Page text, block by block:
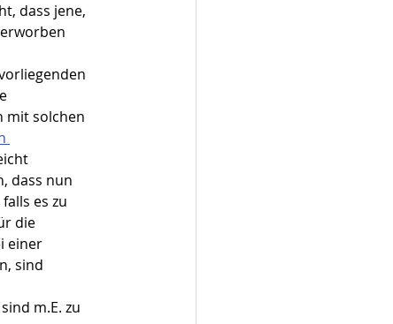
dass jene,
mit solchen
dass nun
es zu
die
einer
sind
m.E. zu